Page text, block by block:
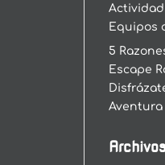
Equipos
5
Escape
Aventura
Archivos